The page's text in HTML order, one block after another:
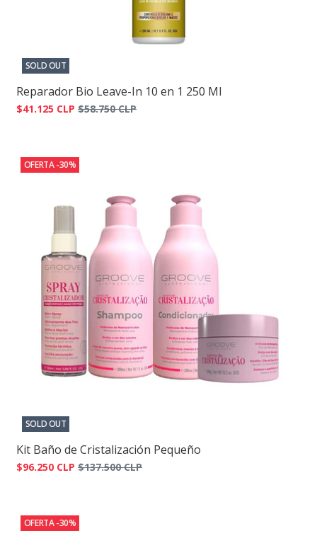
SOLD OUT
Reparador Bio Leave-In 10 en 1 250 Ml
$41.125 CLP $58.750 CLP
OFERTA -30%
SOLD OUT
Kit Baño de Cristalización Pequeño
$96.250 CLP $137.500 CLP
OFERTA -30%